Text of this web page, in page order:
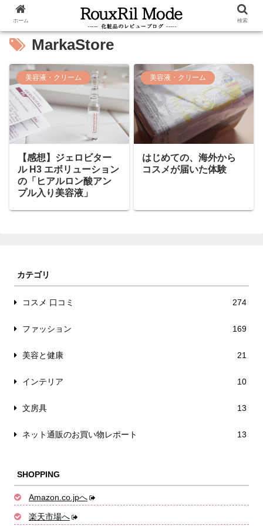
MarkaStore
美容液・クリーム
【感想】ジェロビター
ル H3 エボリューション
の「ヒアルロン酸アン
プル入り美容液」
美容液・クリーム
はじめての、海外から
コスメが届いた体験
カテゴリ
コスメ 口コミ 274
ファッション 169
美容と健康 21
インテリア 10
文房具 13
ネット通販のお買い物レポート 13
SHOPPING
Amazon.co.jpへ
楽天市場へ
ホーム 検索